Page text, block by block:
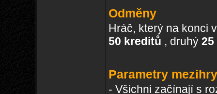
Odměny
Hráč, který na konci
50 kreditů , druhý
Parametry
- Všichni začínají s